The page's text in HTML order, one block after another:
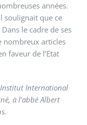
années.
soulignait que ce
le cadre de ses
nombreux articles
faveur de l’Etat
Institut International
à l’abbé Albert